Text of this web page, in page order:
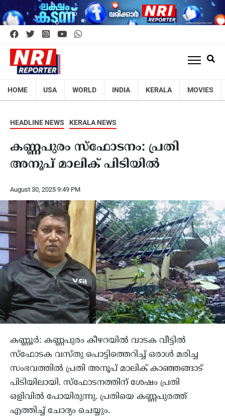
HOME USA WORLD INDIA KERALA MOVIES
HEADLINE NEWS KERALA NEWS
കണ്ണപുരം സ്ഫോടനം: പ്രതി
അനൂപ് മാലിക് പിടിയിൽ
August 30, 2025 9:49 PM
കണ്ണൂര്‍: കണ്ണപുരം കീഴറയില്‍ വാടക വീട്ടില്‍
സ്ഫോടക വസ്തു പൊട്ടിത്തെറിച്ച് ഒരാള്‍ മരിച്ച
സംഭവത്തില്‍ പ്രതി അനൂപ് മാലിക് കാഞ്ഞങ്ങാട്
പിടിയിലായി. സ്ഫോടനത്തിന് ശേഷം പ്രതി
ഒളിവില്‍ പോയിരുന്നു. പ്രതിയെ കണ്ണപുരത്ത്
എത്തിച്ച് ചോദ്യം ചെയ്യും.